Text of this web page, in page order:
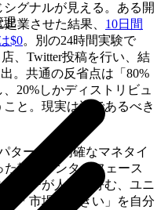
理
グナルが見える。ある開
業させた結果、 10日間
$0。別の24時間実験で
、Twitter投稿を行い、結
。共通の反省点は「80%
20%しかディストリビュ
と。現実は逆であるべき
ターン：明確なマネタイ
静的インターフェース
ザーが人間を好む、ユニ
「市場が大きい」を自分